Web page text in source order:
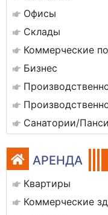
Офисы
Склады
Коммерческие
Бизнес
Санатории/
АРЕНДА
Квартиры
Коммерческие